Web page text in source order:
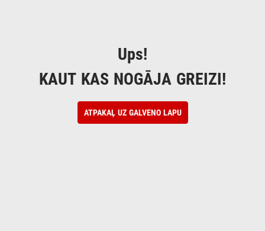
Ups!
KAUT KAS NOGĀJA GREIZI!
ATPAKAĻ UZ GALVENO LAPU